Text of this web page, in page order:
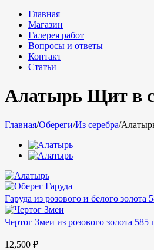
Главная
Магазин
Галерея работ
Вопросы и ответы
Контакт
Статьи
Алатырь Щит в
Главная/Обереги/Из серебра/
Гаруда из розового и белого золота
Чертог Змеи из розового золота 585
12,500 ₽